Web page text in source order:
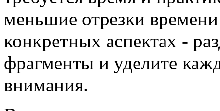
меньшие отрезки
конкретных аспектах -
фрагменты и уделите
внимания.